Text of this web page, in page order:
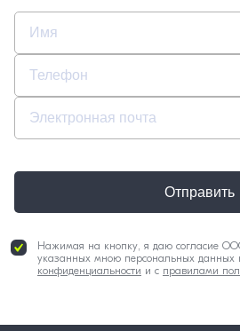
Нажимая на кнопку, я даю согласие
указанных мною персональных данных
конфиденциальности и с правилами
Отправить